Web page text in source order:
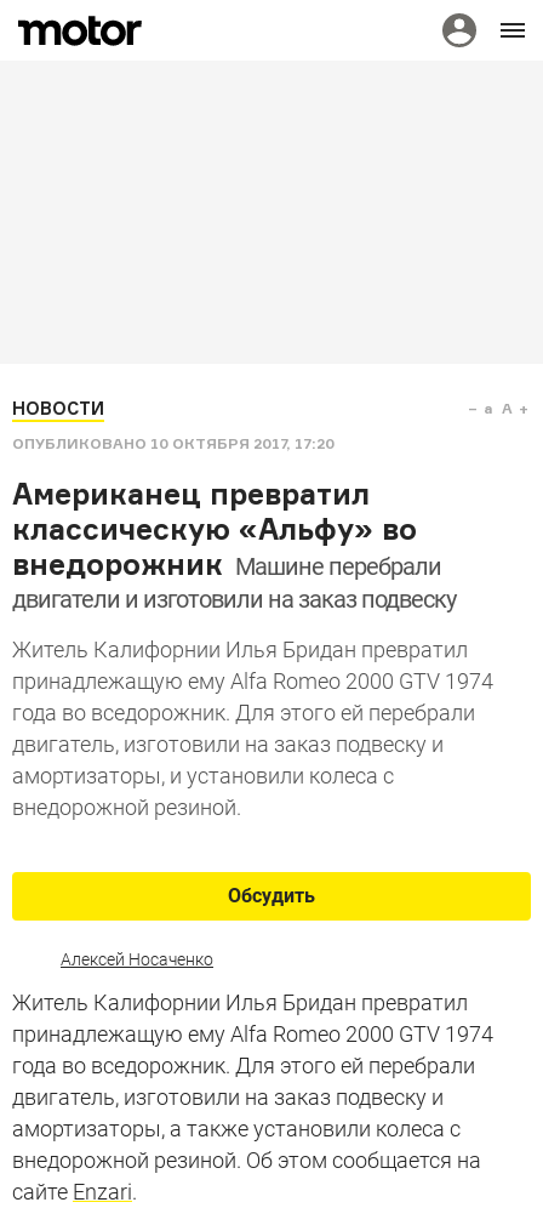
НОВОСТИ
ОПУБЛИКОВАНО 10 ОКТЯБРЯ 2017, 17:20
a A
Американец превратил
классическую «Альфу» во
внедорожник Машине перебрали
двигатели и изготовили на заказ подвеску
Житель Калифорнии Илья Бридан превратил
принадлежащую ему Alfa Romeo 2000 GTV 1974
года во вседорожник. Для этого ей перебрали
двигатель, изготовили на заказ подвеску и
амортизаторы, и установили колеса с
внедорожной резиной.
Обсудить
Алексей Носаченко
Житель Калифорнии Илья Бридан превратил
принадлежащую ему Alfa Romeo 2000 GTV 1974
года во вседорожник. Для этого ей перебрали
двигатель, изготовили на заказ подвеску и
амортизаторы, а также установили колеса с
внедорожной резиной. Об этом сообщается на
сайте Enzari.